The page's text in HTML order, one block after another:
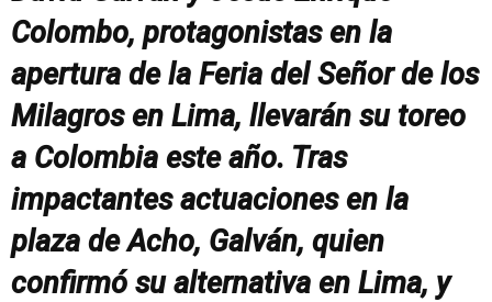
Colombo, protagonistas en la
apertura de la Feria del Señor de los
Milagros en Lima, llevarán su toreo
a Colombia este año. Tras
impactantes actuaciones en la
plaza de Acho, Galván, quien
confirmó su alternativa en Lima, y